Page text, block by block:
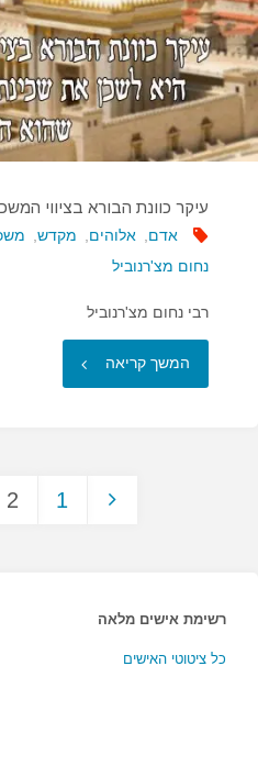
עין
קצרת
רואי…"
עיקר כוונת הבורא בציווי
אדם אלוהים מקדש
נחום מצ'רנוביל
רבי נחום מצ'רנוביל
המשך קריאה "עיקר
1
2
רשימת אישים מלאה
כל ציטוטי האישים